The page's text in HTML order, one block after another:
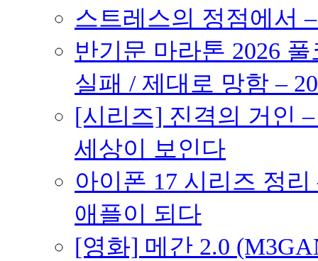
스트레스의 정점에서
반기문 마라톤 2026
실패 / 제대로 망함 –
[시리즈] 진격의 거인
세상이 보인다
아이폰 17 시리즈 정
애플이 되다
[영화] 메간 2.0